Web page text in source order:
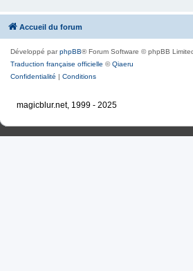
Accueil du forum
Développé parphpBB® Forum Software © phpBB
Traduction française officielle ©Qiaeru
Confidentialité | Conditions
magicblur.net, 1999 - 2025